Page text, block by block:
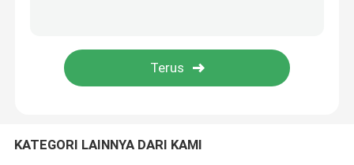
PPTC Fuse Resetable
KATEGORI LAINNYA DARI KAMI